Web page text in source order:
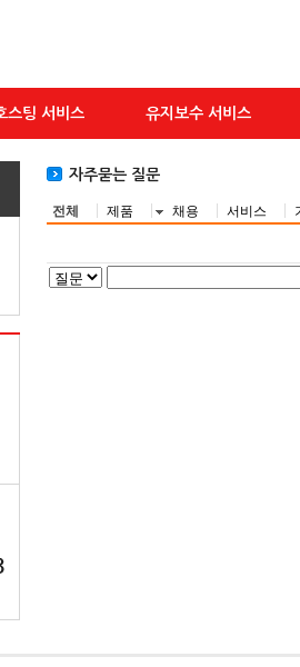
스팅 서비스 유지보수 서비스
자주묻는 질문
전체 제품 채용 서비스